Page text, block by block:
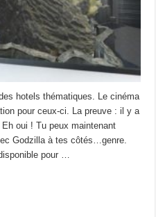
hotels thématiques. Le cinéma
pour ceux-ci. La preuve : il y a
oui ! Tu peux maintenant
Godzilla à tes côtés…genre.
pour …